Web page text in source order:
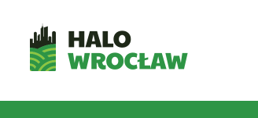
HaloWrocław.pl